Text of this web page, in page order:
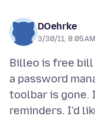
DOehrke
3/30/11, 8:05 AM
Billeo is free
a password
toolbar is gone.